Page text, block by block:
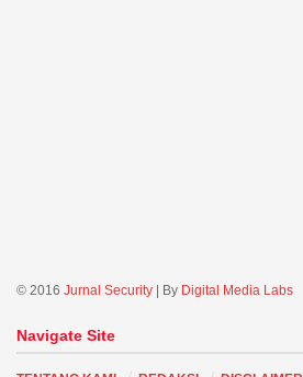
© 2016 Jurnal Security | By Digital Media Labs
Navigate Site